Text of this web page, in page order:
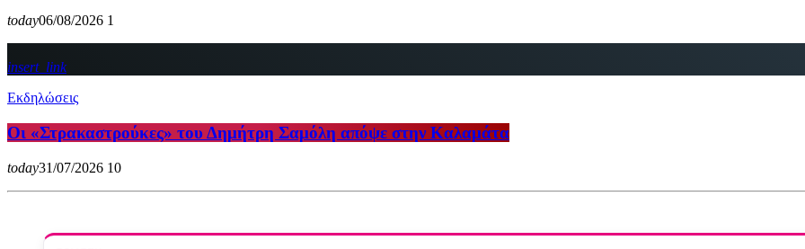
today06/08/2026 1
insert_link
Εκδηλώσεις
Οι «Στρακαστρούκες» του Δημήτρη Σαμόλη απόψε στην Καλαμάτα
today31/07/2026 10